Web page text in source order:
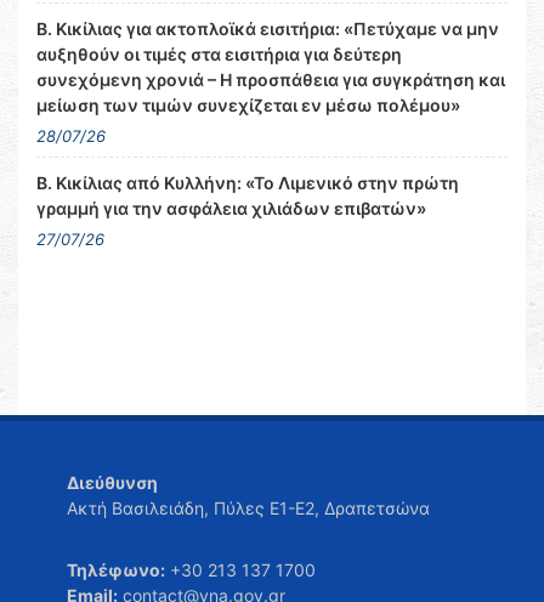
Β. Κικίλιας για ακτοπλοϊκά εισιτήρια: «Πετύχαμε να μην
αυξηθούν οι τιμές στα εισιτήρια για δεύτερη
συνεχόμενη χρονιά – Η προσπάθεια για συγκράτηση και
μείωση των τιμών συνεχίζεται εν μέσω πολέμου»
28/07/26
Β. Κικίλιας από Κυλλήνη: «Το Λιμενικό στην πρώτη
γραμμή για την ασφάλεια χιλιάδων επιβατών»
27/07/26
Διεύθυνση
Ακτή Βασιλειάδη, Πύλες Ε1-Ε2, Δραπετσώνα
Τηλέφωνο: +30 213 137 1700
Email: contact@yna.gov.gr